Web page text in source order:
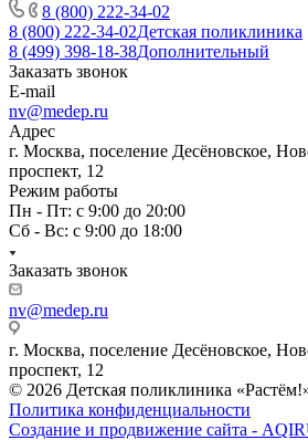
8 (800) 222-34-02
8 (800) 222-34-02Детская поликлиника
8 (499) 398-18-38Дополнительный
Заказать звонок
E-mail
nv@medep.ru
Адрес
г. Москва, поселение Десёновское,
проспект, 12
Режим работы
Пн - Пт: с 9:00 до 20:00
Сб - Вс: с 9:00 до 18:00
Заказать звонок
nv@medep.ru
г. Москва, поселение Десёновское,
проспект, 12
© 2026 Детская поликлиника
Политика конфиденциальности
Создание и продвижение сайта -